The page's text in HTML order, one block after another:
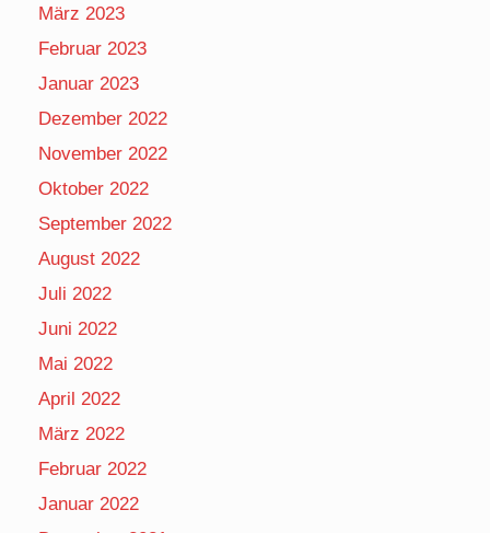
März 2023
Februar 2023
Januar 2023
Dezember 2022
November 2022
Oktober 2022
September 2022
August 2022
Juli 2022
Juni 2022
Mai 2022
April 2022
März 2022
Februar 2022
Januar 2022